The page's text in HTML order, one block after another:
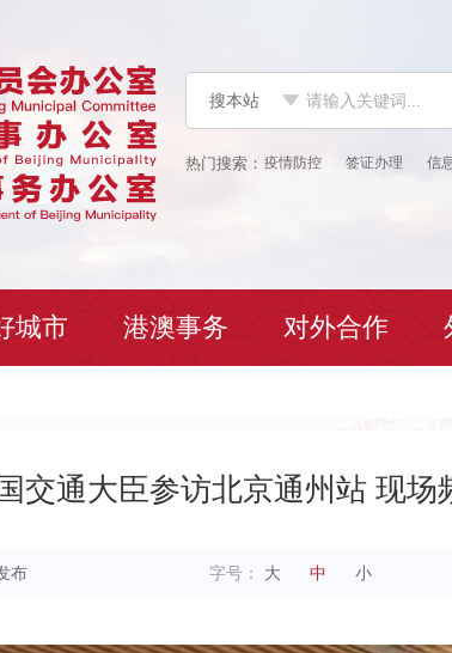
搜本站
疫情防控 签证办理 信
城市 港澳事务 对外合作
交通大臣参访北京通州站 现场
布 字号： 大 中 小